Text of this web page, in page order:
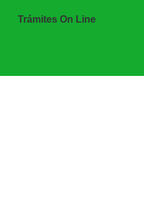
Trámites On Line